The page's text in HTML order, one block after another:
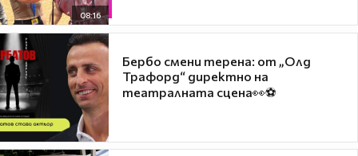
08:16
Бербо смени терена: от „Олд
Трафорд“ директно на
театралната сцена👀⚽